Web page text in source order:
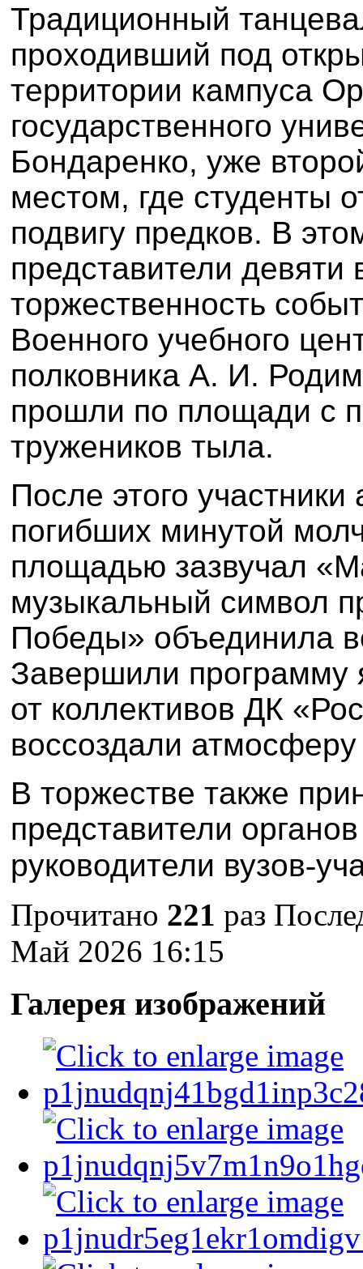
Традиционный
проходивший под
территории кампуса
государственного
Бондаренко, уже
местом, где студенты
подвигу предков. В
представители
торжественность
Военного учебного
полковника А. И.
прошли по площади с
тружеников тыла.
После этого
погибших минутой
площадью зазвучал
музыкальный символ
Победы» объединила
Завершили программу
от коллективов ДК
воссоздали
В торжестве также
представители
руководители вузов‑
Прочитано 221 раз
Май 2026 16:15
Галерея изображений